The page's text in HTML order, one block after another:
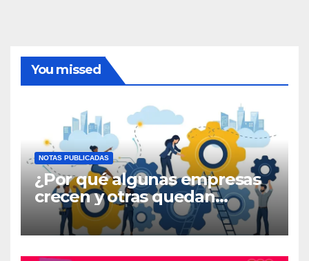
You missed
NOTAS PUBLICADAS
¿Por qué algunas empresas
crecen y otras quedan
atrapadas en el día a día?